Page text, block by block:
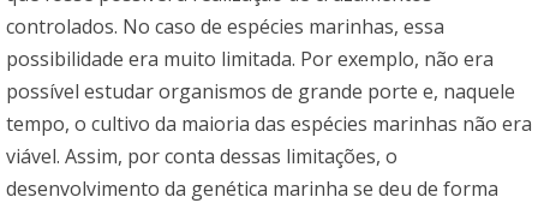
controlados. No caso de espécies marinhas, essa
possibilidade era muito limitada. Por exemplo, não era
possível estudar organismos de grande porte e, naquele
tempo, o cultivo da maioria das espécies marinhas não era
viável. Assim, por conta dessas limitações, o
desenvolvimento da genética marinha se deu de forma